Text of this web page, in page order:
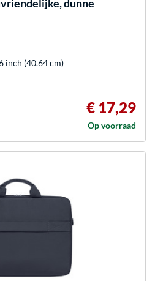
dunne
inch (40.64 cm)
€ 17,29
Op voorraad